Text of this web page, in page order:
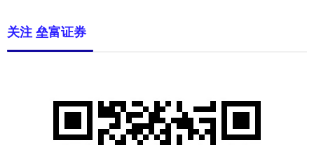
关注 垒富证券